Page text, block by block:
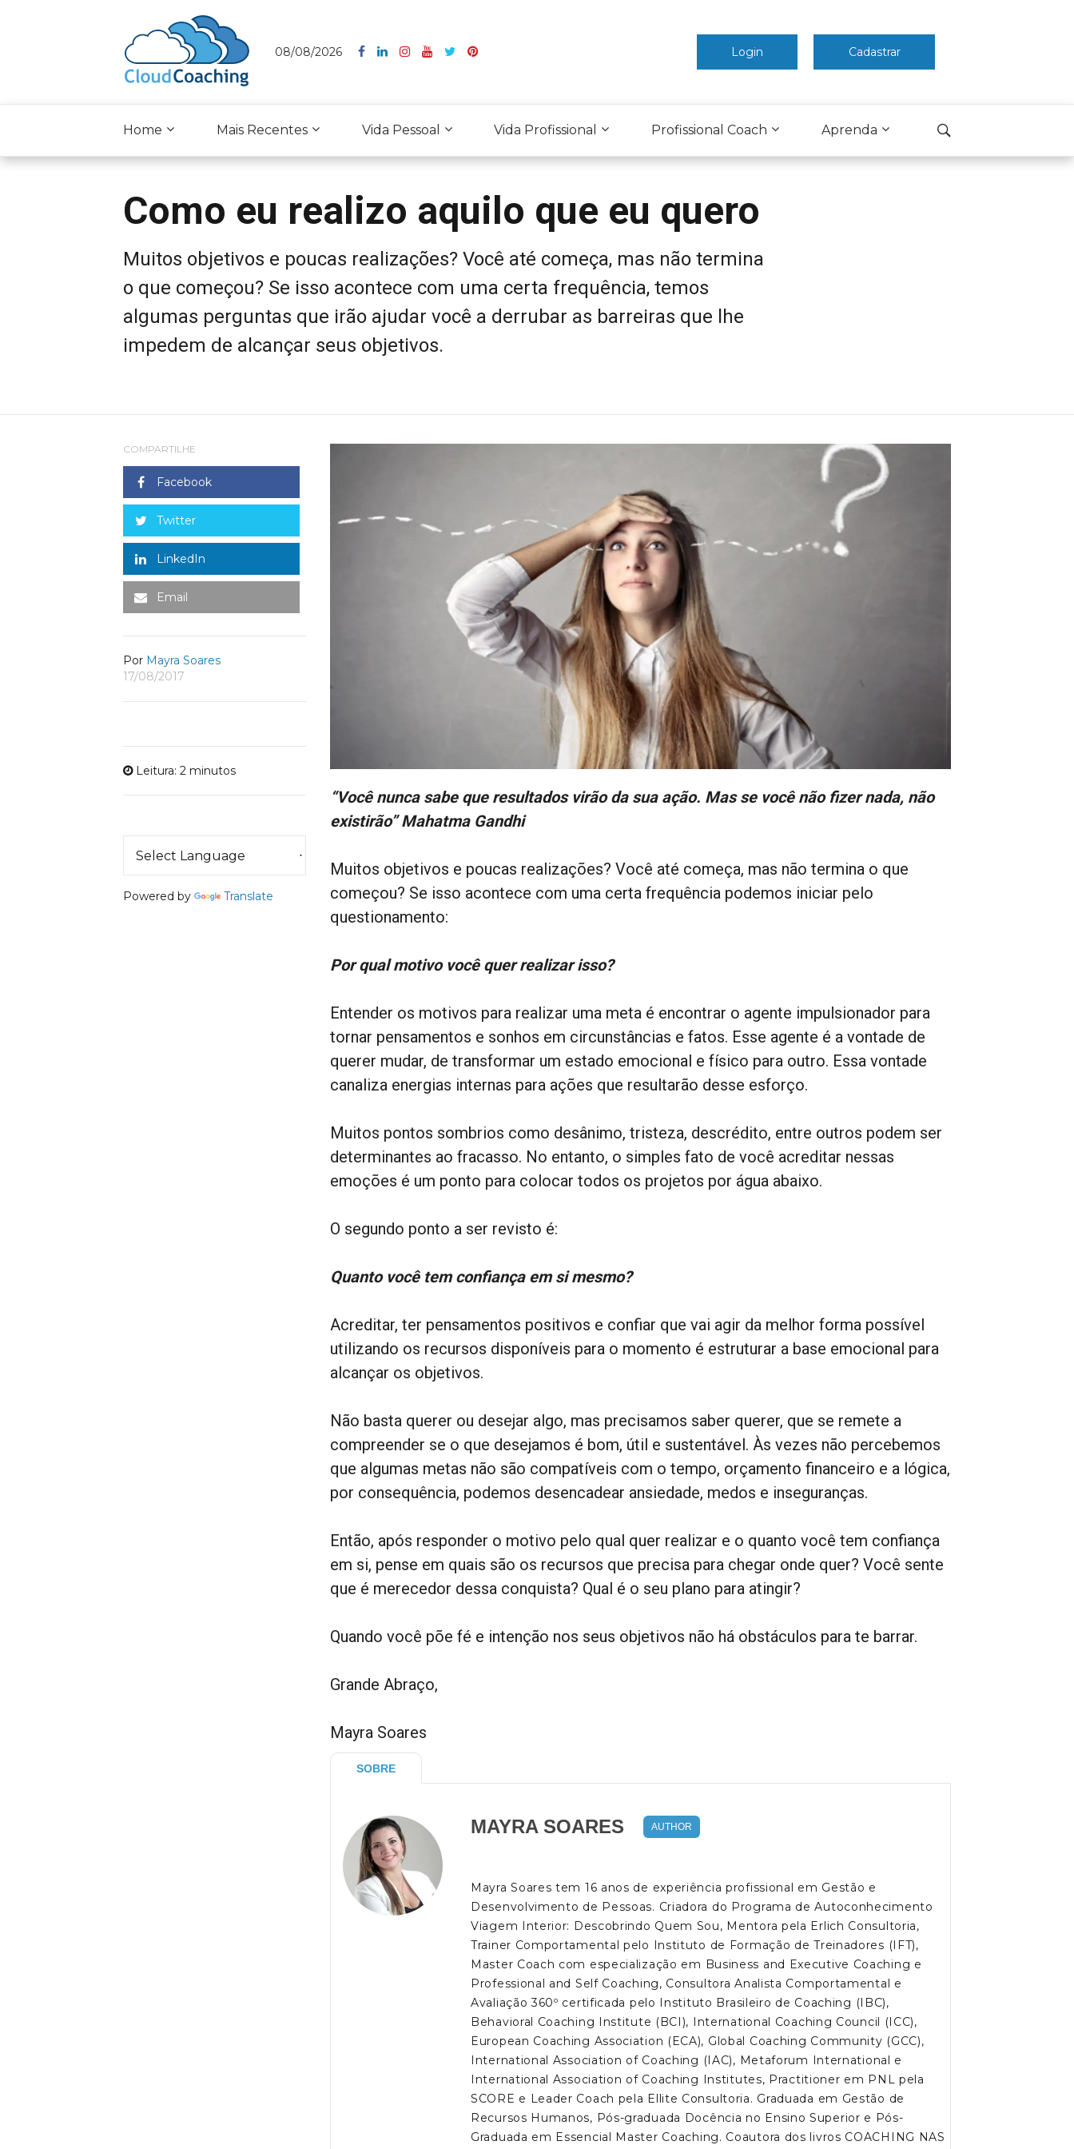
08/08/2026 Login Cadastrar
Home Mais Recentes Vida Pessoal Vida Profissional Profissional Coach Aprenda
Como eu realizo aquilo que eu quero
Muitos objetivos e poucas realizações? Você até começa, mas não termina
o que começou? Se isso acontece com uma certa frequência, temos
algumas perguntas que irão ajudar você a derrubar as barreiras que lhe
impedem de alcançar seus objetivos.
COMPARTILHE
Facebook
Twitter
LinkedIn
Email
Por Mayra Soares
17/08/2017
Leitura: 2 minutos
Powered by Translate
“Você nunca sabe que resultados virão da sua ação. Mas se você não fizer nada, não
existirão” Mahatma Gandhi
Muitos objetivos e poucas realizações? Você até começa, mas não termina o que
começou? Se isso acontece com uma certa frequência podemos iniciar pelo
questionamento:
Por qual motivo você quer realizar isso?
Entender os motivos para realizar uma meta é encontrar o agente impulsionador para
tornar pensamentos e sonhos em circunstâncias e fatos. Esse agente é a vontade de
querer mudar, de transformar um estado emocional e físico para outro. Essa vontade
canaliza energias internas para ações que resultarão desse esforço.
Muitos pontos sombrios como desânimo, tristeza, descrédito, entre outros podem ser
determinantes ao fracasso. No entanto, o simples fato de você acreditar nessas
emoções é um ponto para colocar todos os projetos por água abaixo.
O segundo ponto a ser revisto é:
Quanto você tem confiança em si mesmo?
Acreditar, ter pensamentos positivos e confiar que vai agir da melhor forma possível
utilizando os recursos disponíveis para o momento é estruturar a base emocional para
alcançar os objetivos.
Não basta querer ou desejar algo, mas precisamos saber querer, que se remete a
compreender se o que desejamos é bom, útil e sustentável. Às vezes não percebemos
que algumas metas não são compatíveis com o tempo, orçamento financeiro e a lógica,
por consequência, podemos desencadear ansiedade, medos e inseguranças.
Então, após responder o motivo pelo qual quer realizar e o quanto você tem confiança
em si, pense em quais são os recursos que precisa para chegar onde quer? Você sente
que é merecedor dessa conquista? Qual é o seu plano para atingir?
Quando você põe fé e intenção nos seus objetivos não há obstáculos para te barrar.
Grande Abraço,
Mayra Soares
SOBRE
MAYRA SOARES AUTHOR
Mayra Soares tem 16 anos de experiência profissional em Gestão e
Desenvolvimento de Pessoas. Criadora do Programa de Autoconhecimento
Viagem Interior: Descobrindo Quem Sou, Mentora pela Erlich Consultoria,
Trainer Comportamental pelo Instituto de Formação de Treinadores (IFT),
Master Coach com especialização em Business and Executive Coaching e
Professional and Self Coaching, Consultora Analista Comportamental e
Avaliação 360º certificada pelo Instituto Brasileiro de Coaching (IBC),
Behavioral Coaching Institute (BCI), International Coaching Council (ICC),
European Coaching Association (ECA), Global Coaching Community (GCC),
International Association of Coaching (IAC), Metaforum International e
International Association of Coaching Institutes, Practitioner em PNL pela
SCORE e Leader Coach pela Ellite Consultoria. Graduada em Gestão de
Recursos Humanos, Pós-graduada Docência no Ensino Superior e Pós-
Graduada em Essencial Master Coaching. Coautora dos livros COACHING NAS